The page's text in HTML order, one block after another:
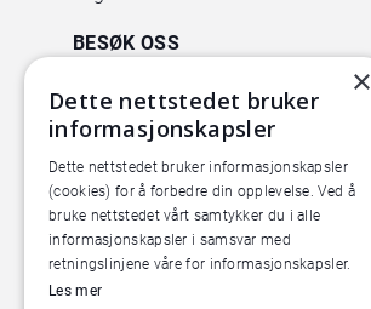
BESØK OSS
Animalia
Lørenveien 38
0585 Oslo
Pilotanlegget
Økern Torgvei 13,
inngang B
×
Dette nettstedet bruker
informasjonskapsler
Dette nettstedet bruker informasjonskapsler
(cookies) for å forbedre din opplevelse. Ved å
bruke nettstedet vårt samtykker du i alle
informasjonskapsler i samsvar med
retningslinjene våre for informasjonskapsler.
Les mer